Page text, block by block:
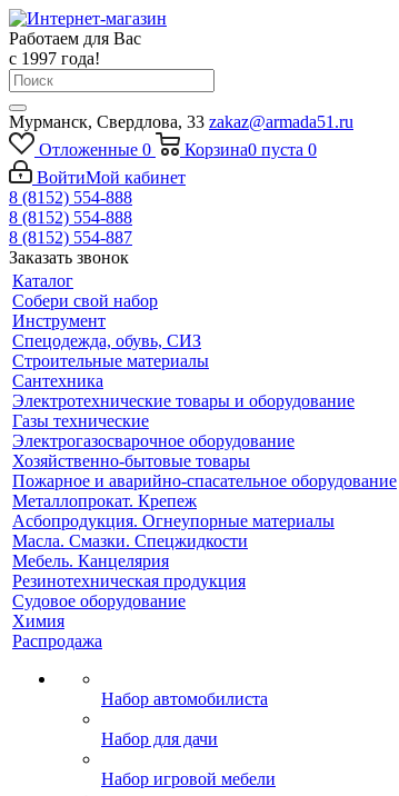
Работаем для Вас
с 1997 года!
Мурманск, Свердлова, 33 zakaz@armada51.ru
Отложенные 0 Корзина0 пуста 0
ВойтиМой кабинет
8 (8152) 554-888
8 (8152) 554-888
8 (8152) 554-887
Заказать звонок
Каталог
Собери свой набор
Инструмент
Спецодежда, обувь, СИЗ
Строительные материалы
Сантехника
Электротехнические товары и оборудование
Газы технические
Электрогазосварочное оборудование
Хозяйственно-бытовые товары
Пожарное и аварийно-спасательное оборудование
Металлопрокат. Крепеж
Асбопродукция. Огнеупорные материалы
Масла. Смазки. Спецжидкости
Мебель. Канцелярия
Резинотехническая продукция
Судовое оборудование
Химия
Распродажа
Набор автомобилиста
Набор для дачи
Набор игровой мебели